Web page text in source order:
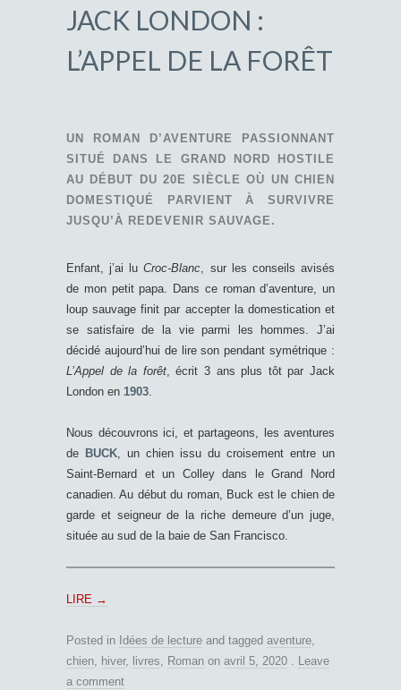
JACK LONDON :
L’APPEL DE LA FORÊT
UN ROMAN D’AVENTURE PASSIONNANT
SITUÉ DANS LE GRAND NORD HOSTILE
AU DÉBUT DU 20E SIÈCLE OÙ UN CHIEN
DOMESTIQUÉ PARVIENT À SURVIVRE
JUSQU’À REDEVENIR SAUVAGE.
Enfant, j’ai luCroc-Blanc, sur les conseils avisés
de mon petit papa. Dans ce roman d’aventure, un
loup sauvage finit par accepter la domestication et
se satisfaire de la vie parmi les hommes. J’ai
décidé aujourd’hui de lire son pendant symétrique :
L’Appel de la forêt, écrit 3 ans plus tôt par Jack
London en 1903.
Nous découvrons ici, et partageons, les aventures
de BUCK, un chien issu du croisement entre un
Saint-Bernard et un Colley dans le Grand Nord
canadien. Au début du roman, Buck est le chien de
garde et seigneur de la riche demeure d’un juge,
située au sud de la baie de San Francisco.
LIRE →
Posted in Idées de lecture and tagged aventure,
chien, hiver, livres, Roman on avril 5, 2020 . Leave
a comment